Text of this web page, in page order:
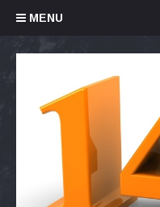
MENU
Skip to content